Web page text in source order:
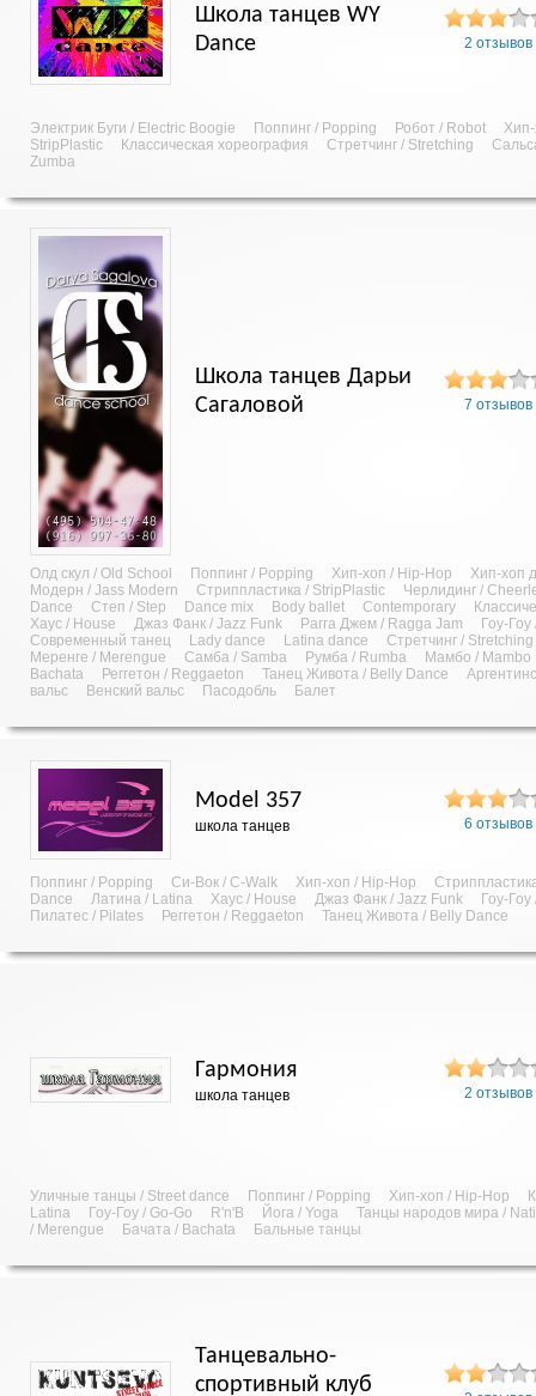
Школа танцев WY
Dance
2 отзывов
Электрик Буги / Electric Boogie Поппинг / Popping Робот / Robot
StripPlastic
Классическая хореография Стретчинг / Stretching
Zumba
Школа танцев Дарьи
Сагаловой
7 отзывов
Олд скул / Old School Поппинг / Popping Хип-хоп / Hip-Hop
Хип-хоп
Модерн / Jass Modern
Стриппластика / StripPlastic
Черлидинг /
Dance
Степ / Step Dance mix Body ballet Contemporary
Хаус / House
Джаз Фанк / Jazz Funk Рагга Джем / Ragga Jam
Гоу-
Современный танец
Lady dance Latina dance
Стретчинг / Stretching
Меренге / Merengue
Самба / Samba Румба / Rumba
Мамбо / Mambo
Bachata
Реггетон / Reggaeton Танец Живота / Belly Dance
вальс
Венский вальс Пасодобль Балет
Model 357
школа танцев 6 отзывов
Поппинг / Popping Си-Вок / C-Walk Хип-хоп / Hip-Hop
Dance
Латина / Latina Хаус / House Джаз Фанк / Jazz Funk
Гоу-
Пилатес / Pilates
Реггетон / Reggaeton Танец Живота / Belly Dance
Гармония
школа танцев 2 отзывов
Уличные танцы / Street dance Поппинг / Popping Хип-хоп / Hip-Hop
Latina
Гоу-Гоу / Go-Go R'n'B Йога / Yoga
Танцы народов мира /
/ Merengue
Бачата / Bachata Бальные танцы
Танцевально-
спортивный клуб